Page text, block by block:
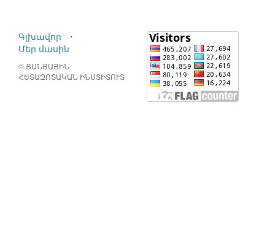
Գլխավոր
⋅
Մեր մասին
© ՑԱՆՑԱՅԻՆ
ՀԵՏԱԶՈՏԱԿԱՆ ԻՆՍՏԻՏՈՒՏ